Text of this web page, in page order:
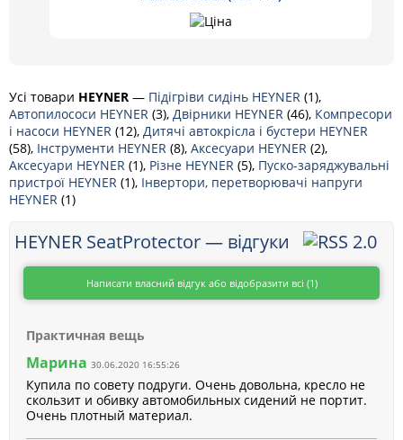
Усі товари HEYNER — Підігріви сидінь HEYNER (1),
Автопилососи HEYNER (3), Двірники HEYNER (46), Компресори
і насоси HEYNER (12), Дитячі автокрісла і бустери HEYNER
(58), Інструменти HEYNER (8), Аксесуари HEYNER (2),
Аксесуари HEYNER (1), Різне HEYNER (5), Пуско-заряджувальні
пристрої HEYNER (1), Інвертори, перетворювачі напруги
HEYNER (1)
HEYNER SeatProtector — відгуки
Написати власний відгук або відобразити всі (1)
Практичная вещь
Марина 30.06.2020 16:55:26
Купила по совету подруги. Очень довольна, кресло не
скользит и обивку автомобильных сидений не портит.
Очень плотный материал.